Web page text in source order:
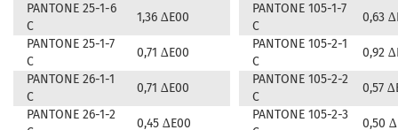
PANTONE 25-1-6
C
1,36 ∆E00
PANTONE 105-1-7
C
0,63
PANTONE 25-1-7
C
0,71 ∆E00
PANTONE 105-2-1
C
0,92
PANTONE 26-1-1
C
0,71 ∆E00
PANTONE 105-2-2
C
0,57
PANTONE 26-1-2
0,45 ∆E00
PANTONE 105-2-3
0,50